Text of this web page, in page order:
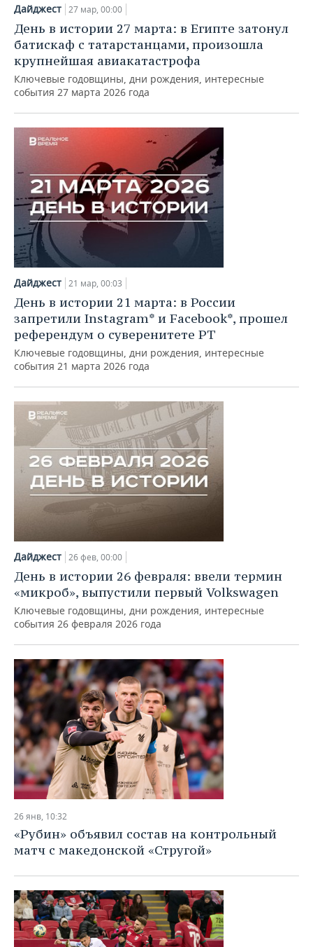
НЕФТЕХИМИЯ
НЕФТЬ
ОПК
ЭНЕРГЕТИКА
РОЗНИЧНАЯ ТОРГОВЛЯ
ТРАНСПОРТ
УСЛУГИ
НОВОСТИ ТЕХНОЛОГИЙ
IT
МЕДИА
МЕРОПРИЯТИЯ
НОВОСТИ МЕРОПРИЯТИЙ
ВЫЕЗДНАЯ РЕДАКЦИЯ
ОТКРЫТАЯ ЛЕКЦИЯ
СПОРТ
НОВОСТИ СПОРТА
БАСКЕТБОЛ
ВОЛЕЙБОЛ
КИБЕРСПОРТ
ФИГУРНОЕ КАТАНИЕ
ВОДНЫЕ ВИДЫ СПОРТА
ХОККЕЙ С МЯЧОМ
ОБЩЕСТВО
ИНФРАСТРУКТУРА
ИСТОРИЯ
КУЛЬТУРА
МЕДИЦИНА
ОБРАЗОВАНИЕ
ПРОИСШЕСТВИЯ
СПРАВОЧНИК
СПИСОК ПЕРСОН
СПИСОК КОМПАНИЙ
ПОЛНАЯ ВЕРСИЯ
Дайджест 27 мар, 00:00
День в истории 27 марта: в Египте затонул
батискаф с татарстанцами, произошла
крупнейшая авиакатастрофа
Ключевые годовщины, дни рождения, интересные
события 27 марта 2026 года
Дайджест 21 мар, 00:03
День в истории 21 марта: в России
запретили Instagram* и Facebook*, прошел
референдум о суверенитете РТ
Ключевые годовщины, дни рождения, интересные
события 21 марта 2026 года
Дайджест 26 фев, 00:00
День в истории 26 февраля: ввели термин
«микроб», выпустили первый Volkswagen
Ключевые годовщины, дни рождения, интересные
события 26 февраля 2026 года
26 янв, 10:32
«Рубин» объявил состав на контрольный
матч с македонской «Стругой»